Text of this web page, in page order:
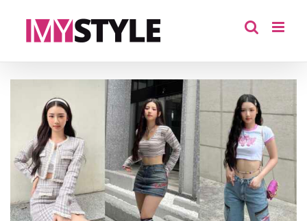
Image